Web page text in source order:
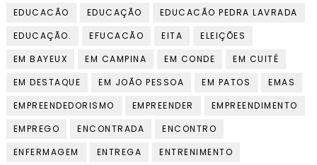
EDUCACÃO
EDUCAÇÃO
EDUCACÃO PEDRA LAVRADA
EDUCAÇÃO.
EFUCACÃO EITA
ELEIÇÕES
EM BAYEUX
EM CAMPINA EM CONDE
EM CUITÉ
EM DESTAQUE
EM JOÃO PESSOA EM PATOS
EMAS
EMPREENDEDORISMO
EMPREENDER
EMPREENDIMENTO
EMPREGO
ENCONTRADA
ENCONTRO
ENFERMAGEM
ENTREGA
ENTRENIMENTO